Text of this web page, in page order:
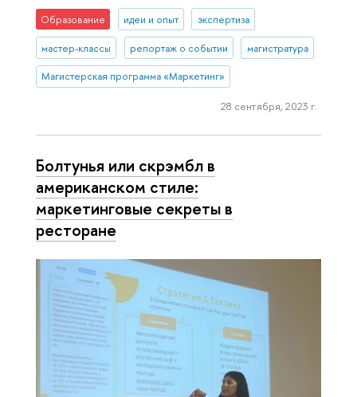
Образование идеи и опыт экспертиза
мастер-классы репортаж о событии магистратура
Магистерская программа «Маркетинг»
28 сентября, 2023 г.
Болтунья или скрэмбл в
американском стиле:
маркетинговые секреты в
ресторане